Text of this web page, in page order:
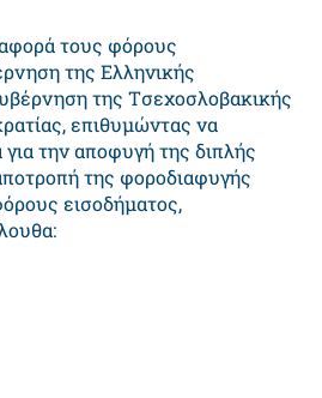
τους φόρους
της Eλληνικής
της Tσεχοσλοβακικής
επιθυμώντας να
την αποφυγή της διπλής
της φοροδιαφυγής
εισοδήματος,